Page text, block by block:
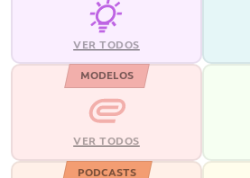
VER TODOS
MODELOS
VER TODOS
PODCASTS